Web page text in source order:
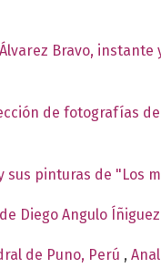
Bravo, instante
de fotografías
sus pinturas de "Los
Diego Angulo Íñiguez
de Puno, Perú ,